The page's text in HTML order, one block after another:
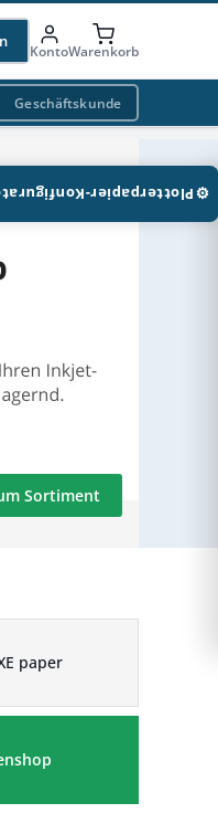
KontoWarenkorb
Geschäftskunde
Sortiment
paper
⚙
Konfigurator